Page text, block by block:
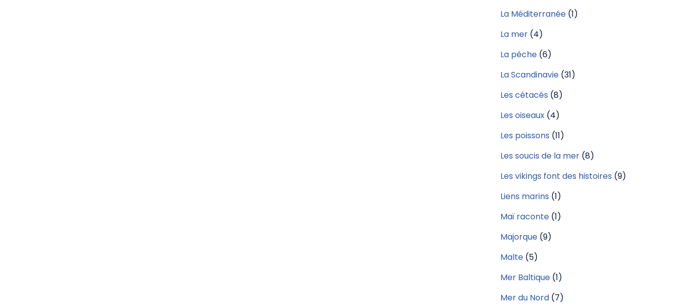
La Méditerranée(1)
La mer(4)
La pêche(6)
La Scandinavie(31)
Les cétacés (8)
Les oiseaux(4)
Les poissons (11)
Les soucis de la mer(8)
Les vikings font des histoires (9)
Liens marins (1)
Maï raconte(1)
Majorque(9)
Malte(5)
Mer Baltique(1)
Mer du Nord(7)